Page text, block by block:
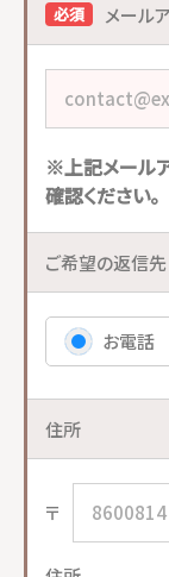
メール
必須
※上記メール
確認ください。
ご希望の返信先
お電話
住所
〒